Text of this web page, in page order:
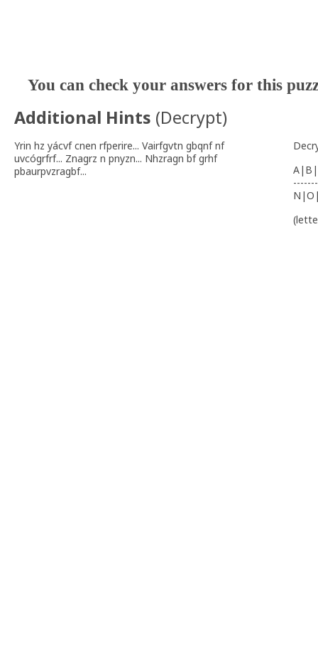
You can check your answers for this
Additional Hints (Decrypt)
Yrin hz yácvf cnen rfperire... Vairfgvtn gbqnf nf
uvcógrfrf... Znagrz n pnyzn... Nhzragn bf grhf
pbaurpvzragbf...